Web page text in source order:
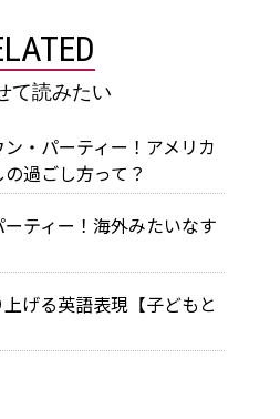
て読みたい
・パーティー！アメリカ
過ごし方って？
ティー！海外みたいなす
げる英語表現【子どもと